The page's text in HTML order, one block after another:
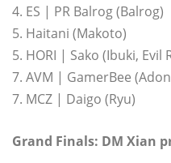
4. ES | PR Balrog (Balrog)
5. Haitani (Makoto)
5. HORI | Sako (Ibuki, Evil
7. AVM | GamerBee
7. MCZ | Daigo (Ryu)
Grand Finals: DM Xian